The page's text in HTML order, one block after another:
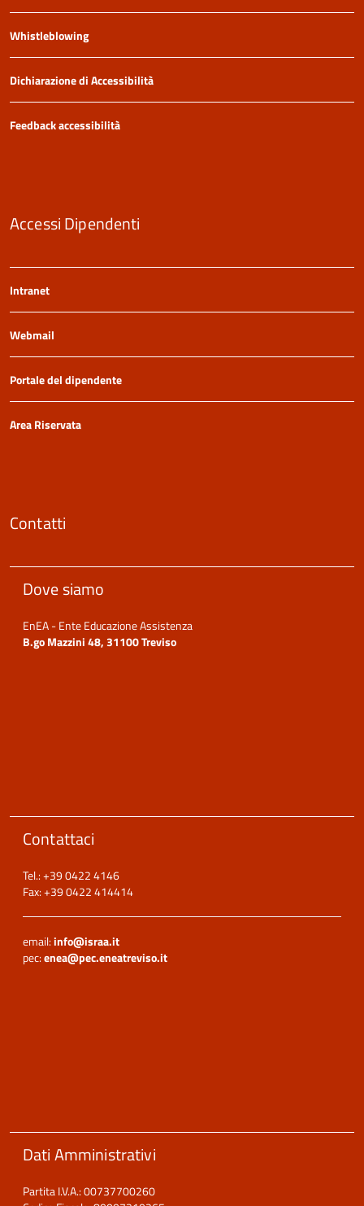
Whistleblowing
Dichiarazione di Accessibilità
Feedback accessibilità
Accessi Dipendenti
Intranet
Webmail
Portale del dipendente
Area Riservata
Contatti
Dove siamo
EnEA - Ente Educazione Assistenza
B.go Mazzini 48, 31100 Treviso
Contattaci
Tel.: +39 0422 4146
Fax: +39 0422 414414
email:info@israa.it
pec:enea@pec.eneatreviso.it
Dati Amministrativi
Partita I.V.A.: 00737700260